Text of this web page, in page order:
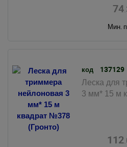
74
Мин.
код 137129
Леска для
3 мм* 15 м
112